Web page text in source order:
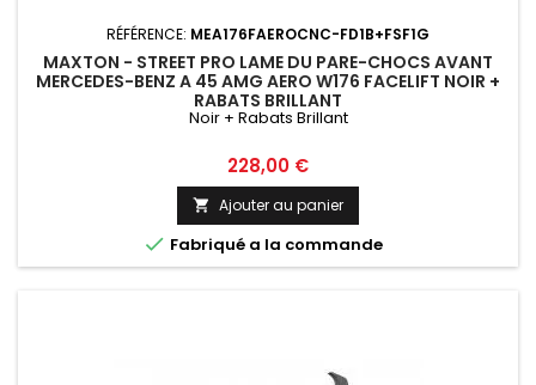
RÉFÉRENCE: MEA176FAEROCNC-FD1B+FSF1G
MAXTON - STREET PRO LAME DU PARE-CHOCS AVANT
MERCEDES-BENZ A 45 AMG AERO W176 FACELIFT NOIR +
RABATS BRILLANT
Noir + Rabats Brillant
Prix
228,00 €
 Ajouter au panier
 Fabriqué a la commande